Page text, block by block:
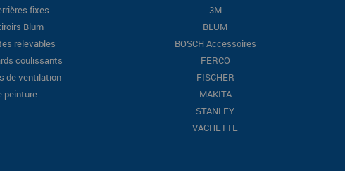
fixes
Blum
relevables
coulissants
de ventilation
peinture
3M
BLUM
BOSCH Accessoires
FERCO
FISCHER
MAKITA
STANLEY
VACHETTE